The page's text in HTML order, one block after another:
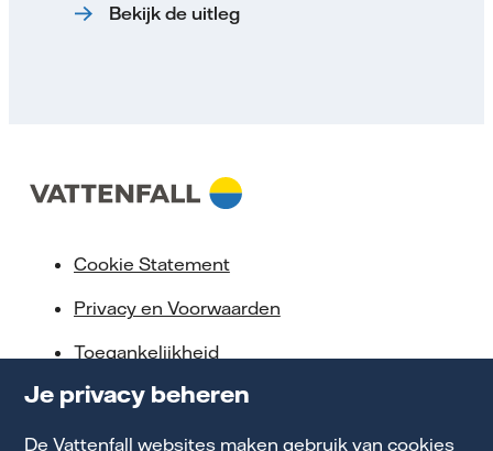
Je privacy beheren
De Vattenfall websites maken gebruik van cookies
Bekijk de uitleg
Cookie Statement
Privacy en Voorwaarden
Toegankelijkheid
Partnerships
Energiekennis